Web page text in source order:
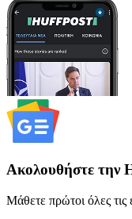
Ακολουθήστε την
Μάθετε πρώτοι όλες τις